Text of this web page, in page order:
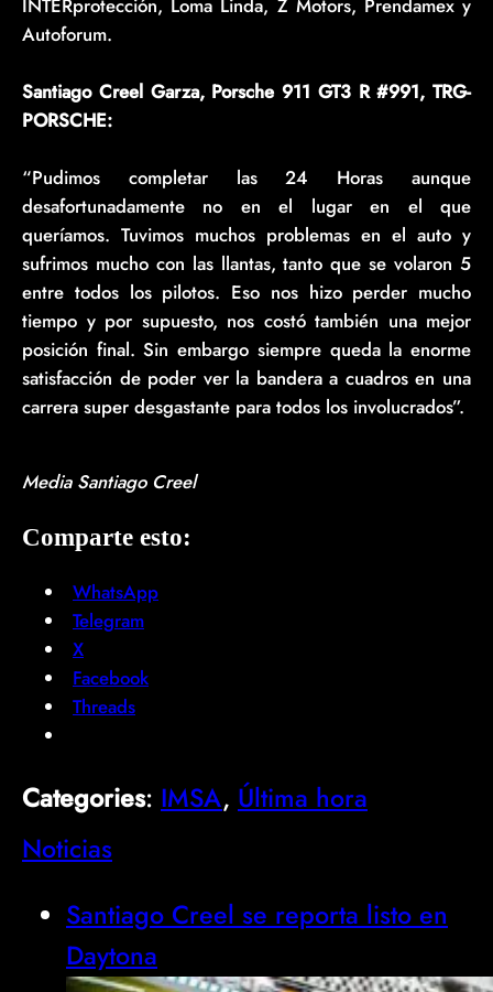
Autoforum.
Santiago Creel Garza, Porsche 911 GT3 R #991, TRG-
PORSCHE:
“Pudimos completar las 24 Horas aunque
desafortunadamente no en el lugar en el que
queríamos. Tuvimos muchos problemas en el auto y
sufrimos mucho con las llantas, tanto que se volaron 5
entre todos los pilotos. Eso nos hizo perder mucho
tiempo y por supuesto, nos costó también una mejor
posición final. Sin embargo siempre queda la enorme
satisfacción de poder ver la bandera a cuadros en una
carrera super desgastante para todos los involucrados”.
Media Santiago Creel
Comparte esto:
WhatsApp
Telegram
X
Facebook
Threads
Categories: IMSA, Última hora
Noticias
Santiago Creel se reporta listo en
Daytona